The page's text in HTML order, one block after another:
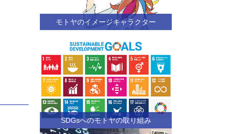
モトヤのイメージキャラクター
SDGsへのモトヤの取り組み